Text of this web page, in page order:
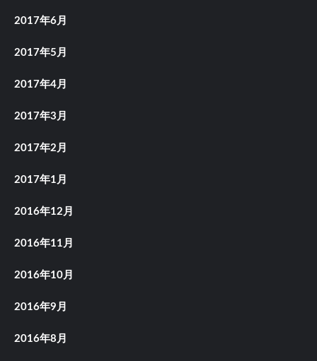
2017年6月
2017年5月
2017年4月
2017年3月
2017年2月
2017年1月
2016年12月
2016年11月
2016年10月
2016年9月
2016年8月